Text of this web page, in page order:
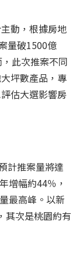
動，根據房地
量破1500億
此次推案不同
坪數產品，專
估大選影響房
計推案量將達
增幅約44％，
量最高峰。以新
其次是桃園約有